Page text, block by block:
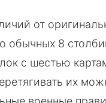
от
обычных 8
с шестью
их